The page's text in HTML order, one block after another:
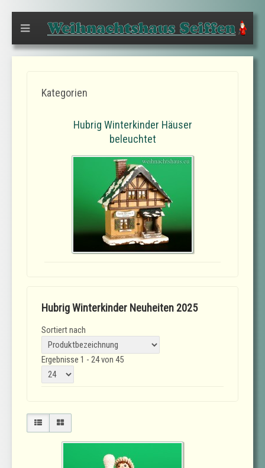
Kategorien
Hubrig Winterkinder Häuser
beleuchtet
Hubrig Winterkinder Neuheiten 2025
Sortiert nach
Ergebnisse 1 - 24 von 45